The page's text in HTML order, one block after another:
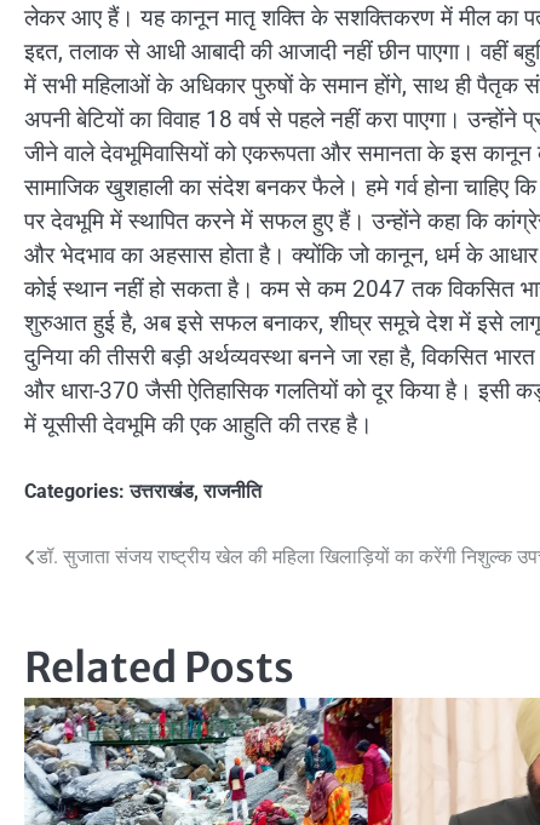
लेकर आए हैं। यह कानून मातृ शक्ति के सशक्तिकरण में मील का
इद्दत, तलाक से आधी आबादी की आजादी नहीं छीन पाएगा। वहीं
में सभी महिलाओं के अधिकार पुरुषों के समान होंगे, साथ ही पैतृक
अपनी बेटियों का विवाह 18 वर्ष से पहले नहीं करा पाएगा।
जीने वाले देवभूमिवासियों को एकरूपता और समानता के इस
सामाजिक खुशहाली का संदेश बनकर फैले। हमे गर्व होना चाहिए
पर देवभूमि में स्थापित करने में सफल हुए हैं। उन्होंने कहा कि
और भेदभाव का अहसास होता है। क्योंकि जो कानून, धर्म के
कोई स्थान नहीं हो सकता है। कम से कम 2047 तक विकसित
शुरुआत हुई है, अब इसे सफल बनाकर, शीघ्र समूचे देश में इसे लागू
दुनिया की तीसरी बड़ी अर्थव्यवस्था बनने जा रहा है, विकसित
और धारा-370 जैसी ऐतिहासिक गलतियों को दूर किया है। इसी
में यूसीसी देवभूमि की एक आहुति की तरह है।
Categories:उत्तराखंड,राजनीति
Post
डॉ. सुजाता संजय राष्ट्रीय खेल की महिला खिलाड़ियों का करेंगी निशुल्क
Related Posts